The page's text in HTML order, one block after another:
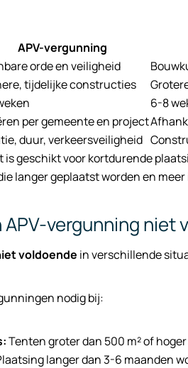
APV-vergunning
orde en veiligheid
tijdelijke constructies
6-8
per gemeente en project
duur, verkeersveiligheid
is geschikt voor kortdurende
langer geplaatst worden en
APV-vergunning
voldoende in verschillende
nodig bij:
Tenten groter dan 500 m² of
langer dan 3-6 maanden